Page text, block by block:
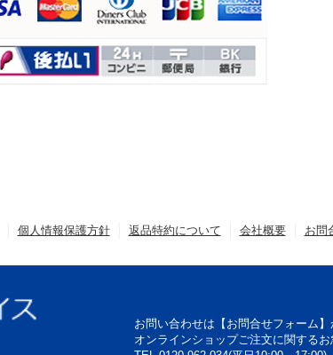
個人情報保護方針 返品特約について 会社概要 お問
お問い合わせは【お問合せフォーム
オンラインショップご注文に関する